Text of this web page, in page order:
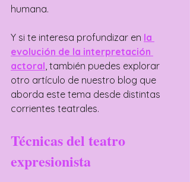
humana.
Y si te interesa profundizar en la
evolución de la interpretación
actoral , también puedes explorar
otro artículo de nuestro blog que
aborda este tema desde distintas
corrientes teatrales.
Técnicas del teatro
expresionista